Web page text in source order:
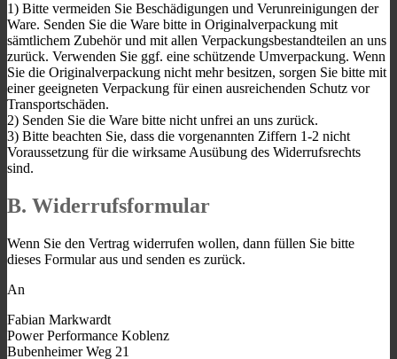
1) Bitte vermeiden Sie Beschädigungen und Verunreinigungen der
Ware. Senden Sie die Ware bitte in Originalverpackung mit
sämtlichem Zubehör und mit allen Verpackungsbestandteilen an uns
zurück. Verwenden Sie ggf. eine schützende Umverpackung. Wenn
Sie die Originalverpackung nicht mehr besitzen, sorgen Sie bitte mit
einer geeigneten Verpackung für einen ausreichenden Schutz vor
Transportschäden.
2) Senden Sie die Ware bitte nicht unfrei an uns zurück.
3) Bitte beachten Sie, dass die vorgenannten Ziffern 1-2 nicht
Voraussetzung für die wirksame Ausübung des Widerrufsrechts
sind.
B. Widerrufsformular
Wenn Sie den Vertrag widerrufen wollen, dann füllen Sie bitte
dieses Formular aus und senden es zurück.
An
Fabian Markwardt
Power Performance Koblenz
Bubenheimer Weg 21